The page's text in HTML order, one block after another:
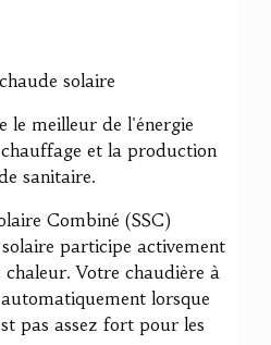
solaire
le meilleur de l'énergie
et la production
sanitaire.
Combiné (SSC)
participe activement
Votre chaudière à
lorsque
pas assez fort pour les